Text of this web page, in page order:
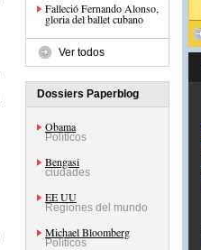
Falleció Fernando Alonso,
gloria del ballet cubano
Ver todos
Dossiers Paperblog
Obama
Políticos
Bengasi
ciudades
EE UU
Regiones del mundo
Michael Bloomberg
Políticos